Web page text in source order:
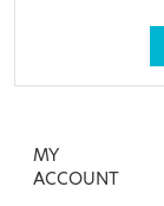
MY
ACCOUNT